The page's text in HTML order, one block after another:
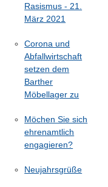
Rasismus - 21.
März 2021
Corona und
Abfallwirtschaft
setzen dem
Barther
Möbellager zu
Möchen Sie sich
ehrenamtlich
engagieren?
Neujahrsgrüße